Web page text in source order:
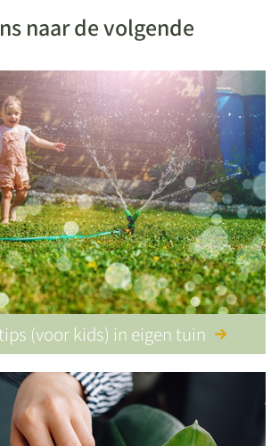
naar de volgende
(voor kids) in eigen tuin